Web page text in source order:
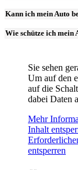
Kann ich mein Auto
Wie schütze ich mein
Sie sehen
Um auf den
auf die
dabei Daten
Mehr
Inhalt
entsperren